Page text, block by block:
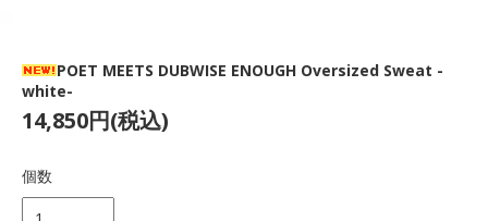
POET MEETS DUBWISE ENOUGH Oversized Sweat -
white-
14,850円(税込)
個数